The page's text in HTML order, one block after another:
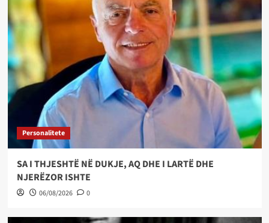
Personalitete
SA I THJESHTË NË DUKJE, AQ DHE I LARTË DHE
NJERËZOR ISHTE
06/08/2026 0